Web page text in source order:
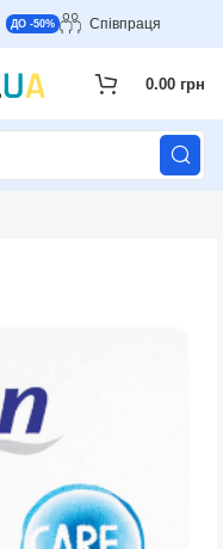
ДО -50% Співпраця
0.00 грн